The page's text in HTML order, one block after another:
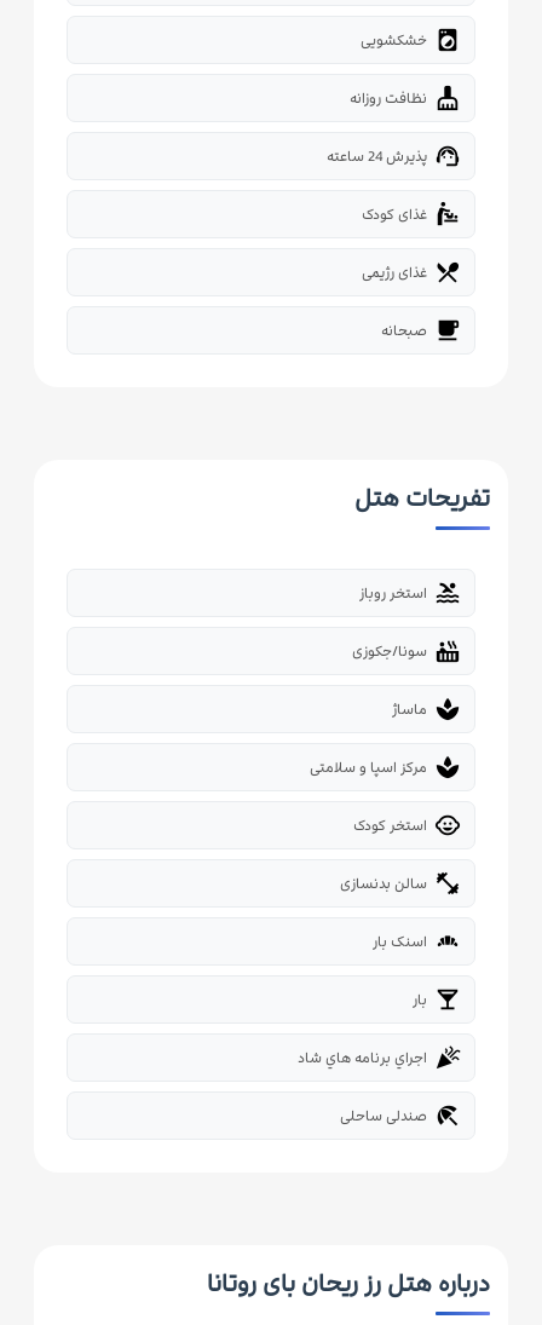
local_laundry_service خشکشویی
cleaning_services نظافت روزانه
support_agent پذیرش 24 ساعته
baby_changing_station غذای کودک
restaurant_menu غذای رژیمی
free_breakfast صبحانه
تفریحات هتل
pool استخر روباز
hot_tub سونا/جکوزی
spa ماساژ
spa مرکز اسپا و سلامتی
child_care استخر کودک
fitness_center سالن بدنسازی
bakery_dining اسنک بار
local_bar بار
celebration اجراي برنامه هاي شاد
beach_access صندلی ساحلی
درباره هتل رز ریحان بای روتانا